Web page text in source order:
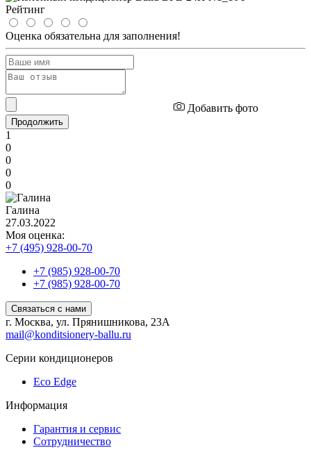
Рейтинг
Оценка обязательна для заполнения!
Добавить фото
Продолжить
1
0
0
0
0
Галина
27.03.2022
Моя оценка:
+7 (495) 928-00-70
+7 (985) 928-00-70
+7 (985) 928-00-70
Связаться с нами
г. Москва, ул. Прянишникова, 23А
mail@konditsionery-ballu.ru
Серии кондиционеров
Eco Edge
Информация
Гарантия и сервис
Сотрудничество